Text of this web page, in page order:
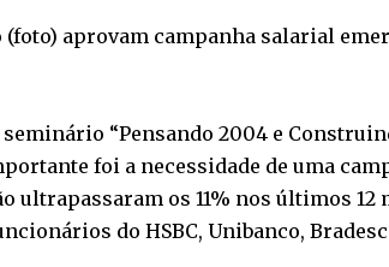
aprovam campanha salarial
“Pensando 2004 e
foi a necessidade de uma
os 11% nos últimos 12
do HSBC, Unibanco,